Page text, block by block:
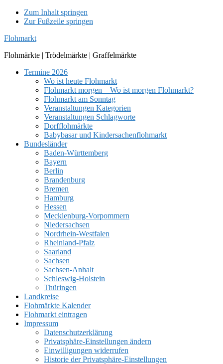
Zum Inhalt springen
Zur Fußzeile springen
Flohmarkt
Flohmärkte | Trödelmärkte | Graffelmärkte
Termine 2026
Wo ist heute Flohmarkt
Flohmarkt morgen – Wo ist morgen Flohmarkt?
Flohmarkt am Sonntag
Veranstaltungen Kategorien
Veranstaltungen Schlagworte
Dorfflohmärkte
Babybasar und Kindersachenflohmarkt
Bundesländer
Baden-Württemberg
Bayern
Berlin
Brandenburg
Bremen
Hamburg
Hessen
Mecklenburg-Vorpommern
Niedersachsen
Nordrhein-Westfalen
Rheinland-Pfalz
Saarland
Sachsen
Sachsen-Anhalt
Schleswig-Holstein
Thüringen
Landkreise
Flohmärkte Kalender
Flohmarkt eintragen
Impressum
Datenschutzerklärung
Privatsphäre-Einstellungen ändern
Einwilligungen widerrufen
Historie der Privatsphäre-Einstellungen